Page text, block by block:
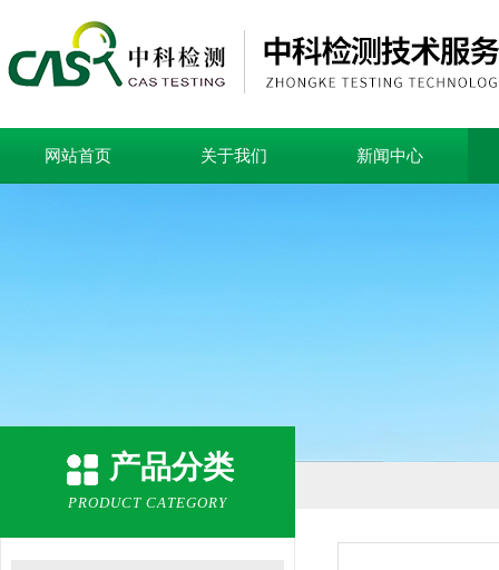
网站首页 关于我们 新闻中心
产品分类
PRODUCT CATEGORY